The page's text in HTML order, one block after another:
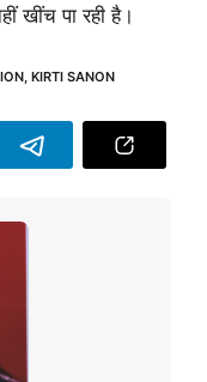
खींच पा रही है।
, KIRTI SANON